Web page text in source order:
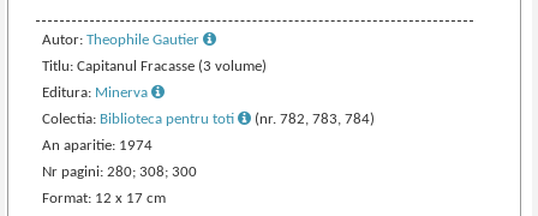
Autor:Theophile Gautier
Titlu: Capitanul Fracasse (3 volume)
Editura: Minerva
Colectia: Biblioteca pentru toti
(nr. 782, 783, 784)
An aparitie: 1974
Nr pagini: 280; 308; 300
Format: 12 x 17 cm